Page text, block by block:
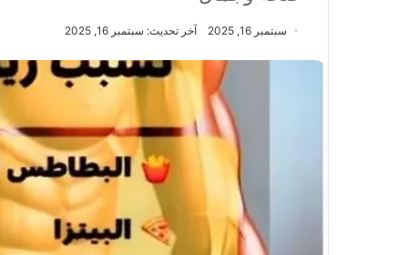
سبتمبر 16, 2025 آخر تحديث: سبتمبر 16, 2025